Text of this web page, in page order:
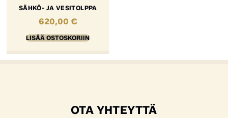
SÄHKÖ- JA VESITOLPPA
620,00 €
LISÄÄ OSTOSKORIIN
OTA YHTEYTTÄ